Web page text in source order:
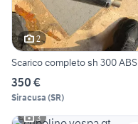
2
Scarico completo sh 300 ABS
350 €
Siracusa (SR)
3